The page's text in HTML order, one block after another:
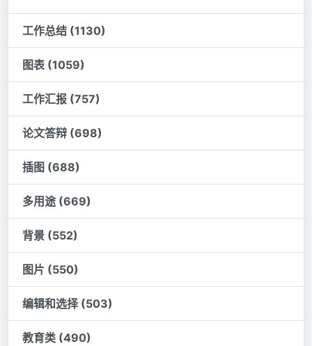
工作总结 (1130)
图表 (1059)
工作汇报 (757)
论文答辩 (698)
插图 (688)
多用途 (669)
背景 (552)
图片 (550)
编辑和选择 (503)
教育类 (490)